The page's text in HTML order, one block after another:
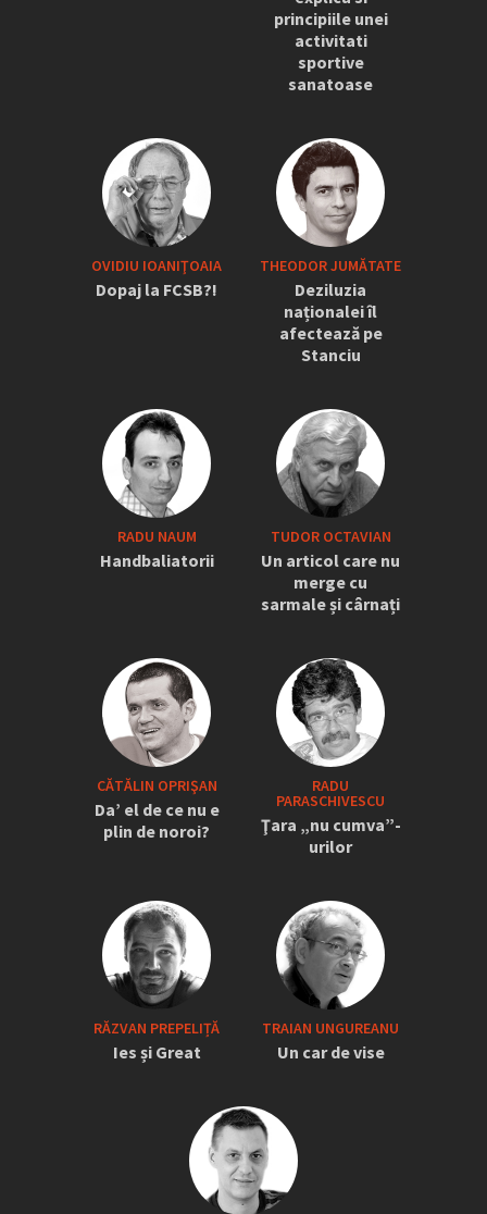
principiile unei
activitati
sportive
sanatoase
OVIDIU IOANIŢOAIA
Dopaj la FCSB?!
THEODOR JUMĂTATE
Deziluzia
naționalei îl
afectează pe
Stanciu
RADU NAUM
Handbaliatorii
TUDOR OCTAVIAN
Un articol care nu
merge cu
sarmale și cârnați
CĂTĂLIN OPRIŞAN
Da’ el de ce nu e
plin de noroi?
RADU
PARASCHIVESCU
Ţara „nu cumva”-
urilor
RĂZVAN PREPELIȚĂ
Ies și Great
TRAIAN UNGUREANU
Un car de vise